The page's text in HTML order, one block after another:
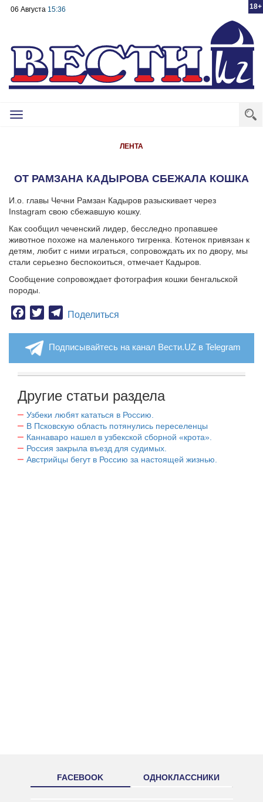
18+
06 Августа 15:36
Toggle
ЛЕНТА
ОТ РАМЗАНА КАДЫРОВА СБЕЖАЛА КОШКА
И.о. главы Чечни Рамзан Кадыров разыскивает через
Instagram свою сбежавшую кошку.
Как сообщил чеченский лидер, бесследно пропавшее
животное похоже на маленького тигренка. Котенок привязан к
детям, любит с ними играться, сопровождать их по двору, мы
стали серьезно беспокоиться, отмечает Кадыров.
Сообщение сопровождает фотография кошки бенгальской
породы.
Facebook
TwitterTelegram
Поделиться
Подписывайтесь на канал Вести.UZ в Telegram
Другие статьи раздела
Узбеки любят кататься в Россию.
В Псковскую область потянулись переселенцы
Каннаваро нашел в узбекской сборной «крота».
Россия закрыла въезд для судимых.
Австрийцы бегут в Россию за настоящей жизнью.
FACEBOOK ОДНОКЛАССНИКИ